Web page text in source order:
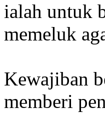
ialah untuk
memeluk
Kewajiban
memberi